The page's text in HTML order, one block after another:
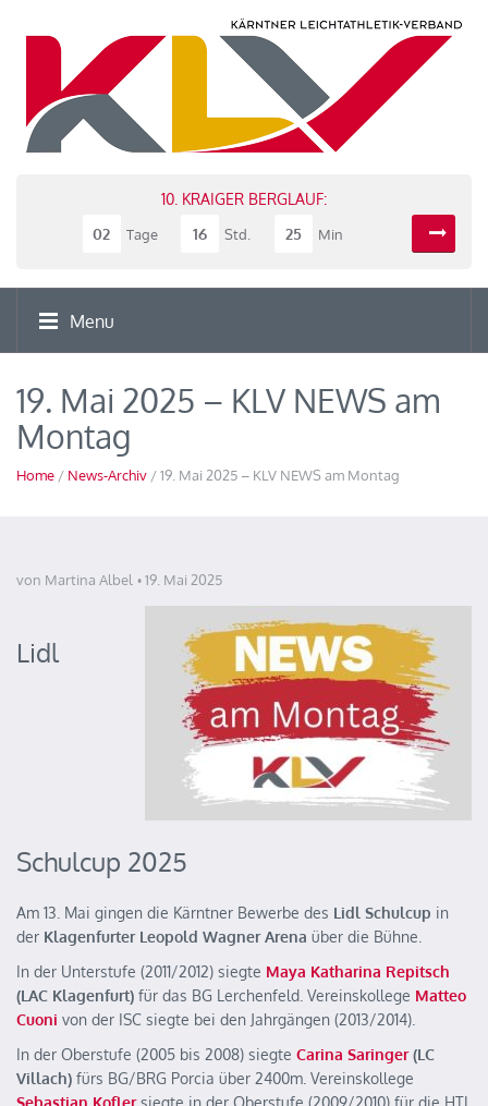
10. KRAIGER BERGLAUF:
02
Tage 16 Std. 25 Min
Menu
19. Mai 2025 – KLV NEWS am
Montag
Home / News-Archiv / 19. Mai 2025 – KLV NEWS am Montag
von Martina Albel 19. Mai 2025
Lidl
Schulcup 2025
Am 13. Mai gingen die Kärntner Bewerbe des Lidl Schulcup in
der Klagenfurter Leopold Wagner Arena über die Bühne.
In der Unterstufe (2011/2012) siegte Maya Katharina Repitsch
(LAC Klagenfurt) für das BG Lerchenfeld. Vereinskollege Matteo
Cuoni von der ISC siegte bei den Jahrgängen (2013/2014).
In der Oberstufe (2005 bis 2008) siegte Carina Saringer(LC
Villach) fürs BG/BRG Porcia über 2400m. Vereinskollege
Sebastian Kofler siegte in der Oberstufe (2009/2010) für die HTL